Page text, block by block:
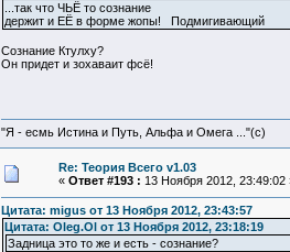
...так что ЧЬЁ то сознание
держит и ЕЁ в форме жопы! Подмигивающий
Сознание Ктулху?
Он придет и зохаваит фсё!
"Я - есмь Истина и Путь, Альфа и Омега ..."(с)
Re: Теория Всего v1.03
« Ответ #193 : 13 Ноября 2012, 23:49:02
Цитата: migus от 13 Ноября 2012, 23:43:57
Цитата: Oleg.Ol от 13 Ноября 2012, 23:18:19
Задница это то же и есть - сознание?